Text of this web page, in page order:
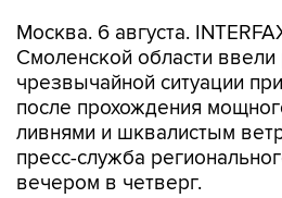
Москва. 6 августа.
Смоленской области
чрезвычайной ситуации
после прохождения
ливнями и шквалистым
пресс-служба
вечером в четверг.